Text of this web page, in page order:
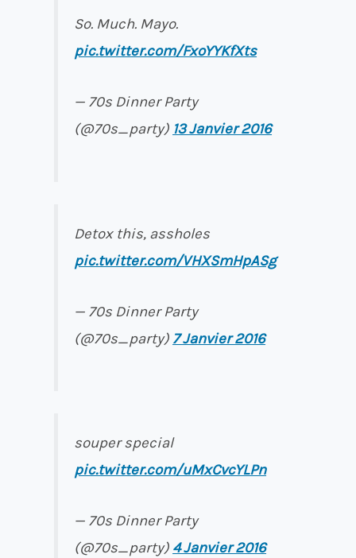
So. Much. Mayo.
pic.twitter.com/FxoYYKfXts
— 70s Dinner Party
(@70s_party) 13 Janvier 2016
Detox this, assholes
pic.twitter.com/VHXSmHpASg
— 70s Dinner Party
(@70s_party) 7 Janvier 2016
souper special
pic.twitter.com/uMxCvcYLPn
— 70s Dinner Party
(@70s_party) 4 Janvier 2016